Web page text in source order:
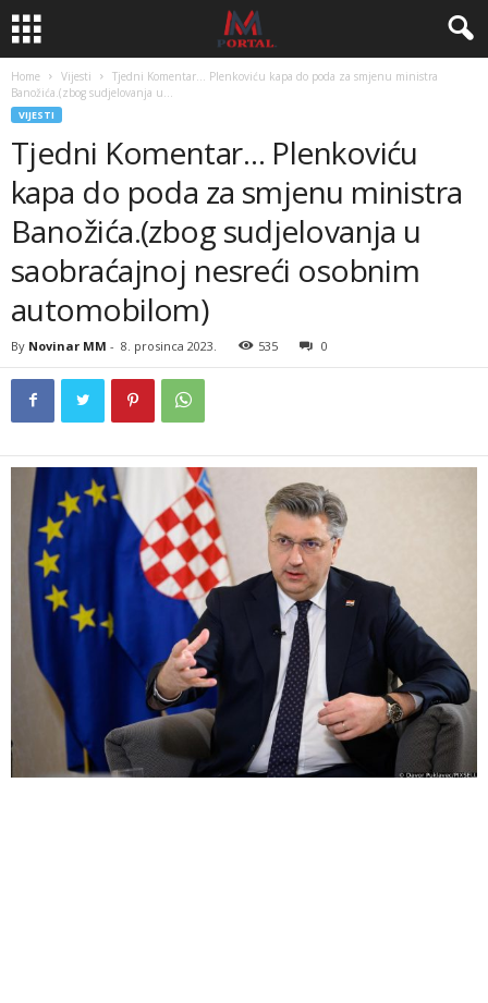
Home Vijesti
Tjedni Komentar… Plenkoviću kapa do poda za smjenu ministra
Banožića.(zbog sudjelovanja u...
VIJESTI
Tjedni Komentar… Plenkoviću
kapa do poda za smjenu ministra
Banožića.(zbog sudjelovanja u
saobraćajnoj nesreći osobnim
automobilom)
By Novinar MM - 8. prosinca 2023. 535 0